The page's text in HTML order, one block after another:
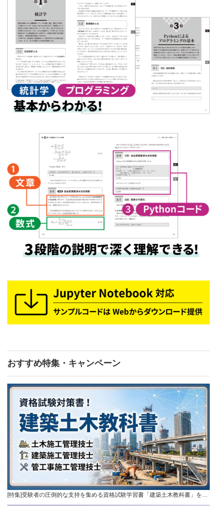
おすすめ特集・キャンペーン
[特集]受験者の圧倒的な支持を集める資格試験学習書「建築土木教科書」を…